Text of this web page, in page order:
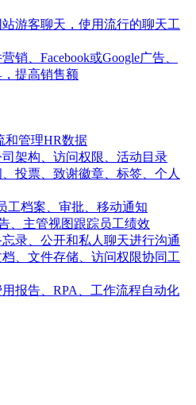
游客聊天，使用流行的聊天工
销、Facebook或Google广告、
提高销售额
和管理HR数据
架构、访问权限、活动目录
投票、致谢徽章、标签、个人
工档案、审批、移动通知
、主管视图跟踪员工绩效
录、公开和私人聊天进行沟通
、文件存储、访问权限协同工
报告、RPA、工作流程自动化